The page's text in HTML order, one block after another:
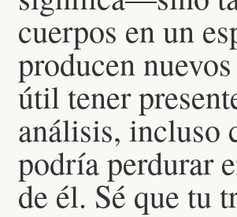
cuerpos en un
producen
útil tener
análisis, incluso
podría perdurar
de él. Sé que tu